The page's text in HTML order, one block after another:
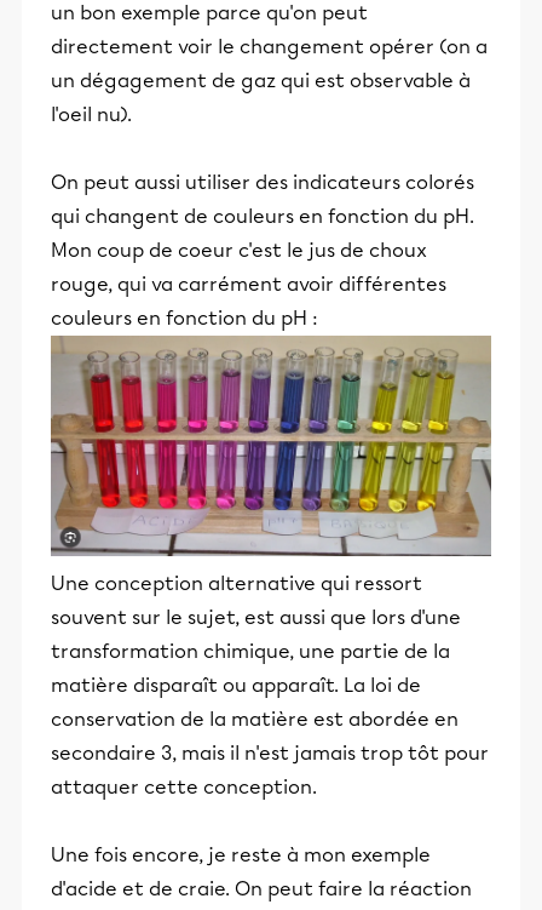
un bon exemple parce qu'on peut
directement voir le changement opérer (on a
un dégagement de gaz qui est observable à
l'oeil nu).
On peut aussi utiliser des indicateurs colorés
qui changent de couleurs en fonction du pH.
Mon coup de coeur c'est le jus de choux
rouge, qui va carrément avoir différentes
couleurs en fonction du pH :
Une conception alternative qui ressort
souvent sur le sujet, est aussi que lors d'une
transformation chimique, une partie de la
matière disparaît ou apparaît. La loi de
conservation de la matière est abordée en
secondaire 3, mais il n'est jamais trop tôt pour
attaquer cette conception.
Une fois encore, je reste à mon exemple
d'acide et de craie. On peut faire la réaction